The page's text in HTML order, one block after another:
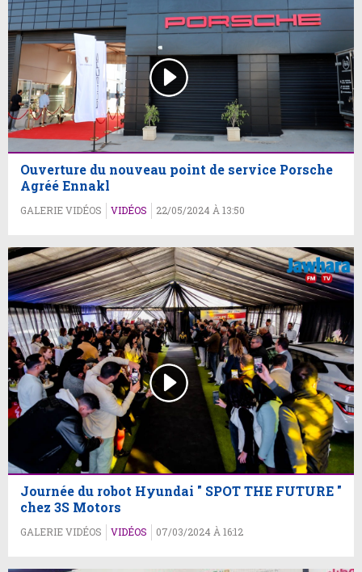
Ouverture du nouveau point de service Porsche
Agréé Ennakl
GALERIE VIDÉOS VIDÉOS 22/05/2024 À 13:50
Journée du robot Hyundai " SPOT THE FUTURE "
chez 3S Motors
GALERIE VIDÉOS VIDÉOS 07/03/2024 À 16:12